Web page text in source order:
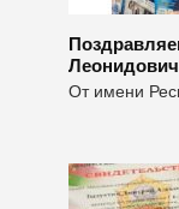
От имени